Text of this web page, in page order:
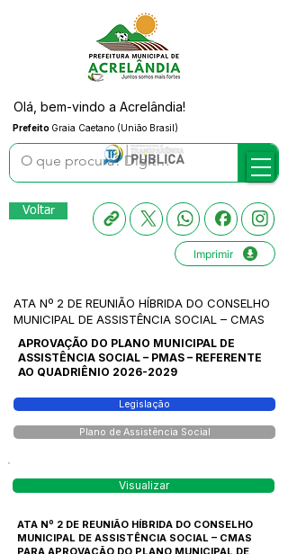
Prefeito Graia Caetano (União Brasil)
Olá, bem-vindo a Acrelândia!
Voltar
Imprimir
ATA Nº 2 DE REUNIÃO HÍBRIDA DO CONSELHO
MUNICIPAL DE ASSISTÊNCIA SOCIAL – CMAS
APROVAÇÃO DO PLANO MUNICIPAL DE
ASSISTÊNCIA SOCIAL – PMAS – REFERENTE
AO QUADRIÊNIO 2026-2029
Legislação
Plano de Assistência Social
Visualizar
ATA Nº 2 DE REUNIÃO HÍBRIDA DO CONSELHO
MUNICIPAL DE ASSISTÊNCIA SOCIAL – CMAS
PARA APROVAÇÃO DO PLANO MUNICIPAL DE